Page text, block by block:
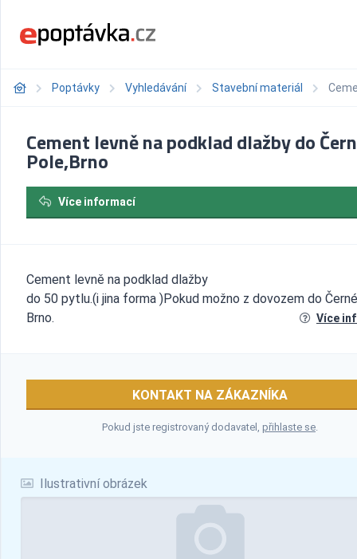
Poptávky Vyhledávání Stavební materiál
Ilustrativní obrázek
Cement levně na podklad dlažby do
Pole,Brno
Více informací
Cement levně na podklad dlažby
do 50 pytlu.(i jina forma )Pokud možno z dovozem do
Brno.
Více
KONTAKT NA ZÁKAZNÍKA
Pokud jste registrovaný dodavatel, přihlaste se.